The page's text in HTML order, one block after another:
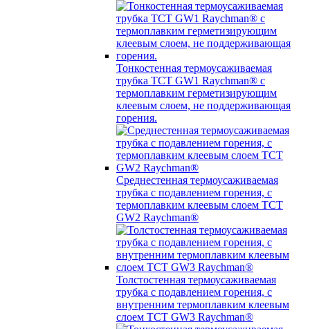
Тонкостенная термоусаживаемая
трубка TCT GW1 Raychman® с
термоплавким герметизирующим
клеевым слоем, не поддерживающая
горения.
Среднестенная термоусаживаемая
трубка c подавлением горения, с
термоплавким клеевым слоем TCT
GW2 Raychman®
Толстостенная термоусаживаемая
трубка c подавлением горения, с
внутренним термоплавким клеевым
слоем TCT GW3 Raychman®